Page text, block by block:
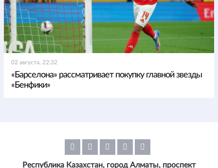
02 августа, 22:32
«Барселона» рассматривает покупку главной звезды
«Бенфики»
Республика Казахстан, город Алматы, проспект